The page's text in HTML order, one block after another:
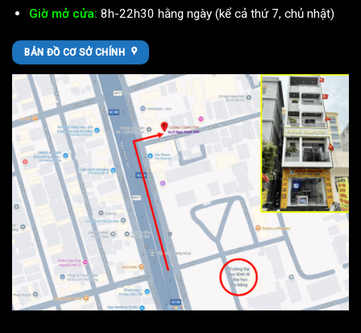
Giờ mở cửa: 8h-22h30 hằng ngày (kể cả thứ 7, chủ nhật)
BẢN ĐỒ CƠ SỞ CHÍNH